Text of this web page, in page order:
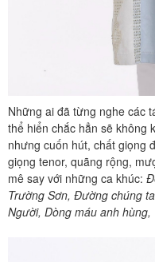
Những ai đã từng nghe các
thể hiển chắc hẳn sẽ không
nhưng cuốn hút, chất giọng
giọng tenor, quãng rộng,
mê say với những ca khúc:
Trường Sơn, Đường chúng
Người, Dòng máu anh hùng,